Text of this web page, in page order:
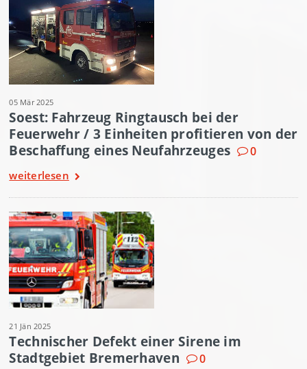
05 Mär 2025
Soest: Fahrzeug Ringtausch bei der
Feuerwehr / 3 Einheiten profitieren von der
Beschaffung eines Neufahrzeuges
0
weiterlesen
21 Jän 2025
Technischer Defekt einer Sirene im
Stadtgebiet Bremerhaven
0